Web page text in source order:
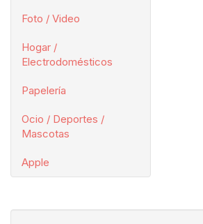
Foto / Video
Hogar /
Electrodomésticos
Papelería
Ocio / Deportes /
Mascotas
Apple